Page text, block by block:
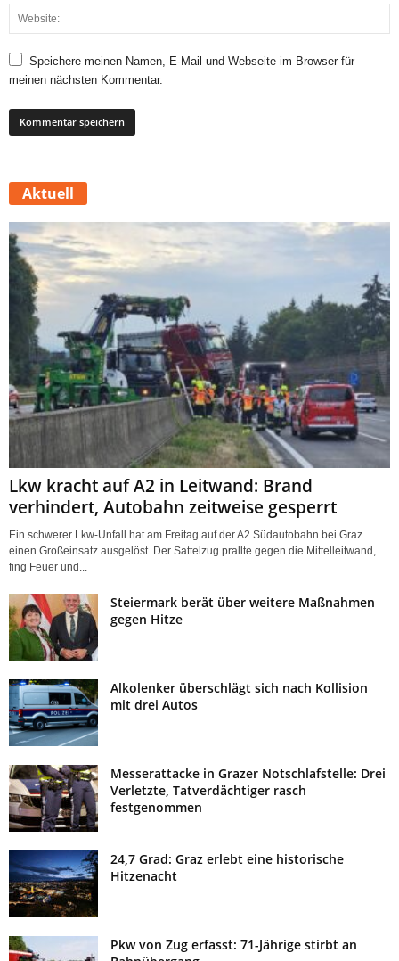
Speichere meinen Namen, E-Mail und Webseite im Browser für
meinen nächsten Kommentar.
Aktuell
Lkw kracht auf A2 in Leitwand: Brand
verhindert, Autobahn zeitweise gesperrt
Ein schwerer Lkw-Unfall hat am Freitag auf der A2 Südautobahn bei Graz
einen Großeinsatz ausgelöst. Der Sattelzug prallte gegen die Mittelleitwand,
fing Feuer und...
Steiermark berät über weitere Maßnahmen
gegen Hitze
Alkolenker überschlägt sich nach Kollision
mit drei Autos
Messerattacke in Grazer Notschlafstelle: Drei
Verletzte, Tatverdächtiger rasch
festgenommen
24,7 Grad: Graz erlebt eine historische
Hitzenacht
Pkw von Zug erfasst: 71-Jährige stirbt an